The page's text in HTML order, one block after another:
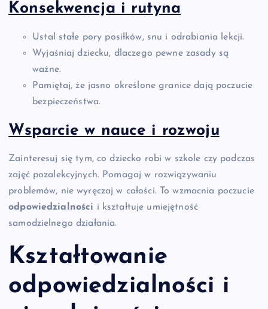
Konsekwencja i rutyna
Ustal stałe pory posiłków, snu i odrabiania lekcji.
Wyjaśniaj dziecku, dlaczego pewne zasady są
ważne.
Pamiętaj, że jasno określone granice dają poczucie
bezpieczeństwa.
Wsparcie w nauce i rozwoju
Zainteresuj się tym, co dziecko robi w szkole czy podczas
zajęć pozalekcyjnych. Pomagaj w rozwiązywaniu
problemów, nie wyręczaj w całości. To wzmacnia poczucie
odpowiedzialności i kształtuje umiejętność
samodzielnego działania.
Kształtowanie
odpowiedzialności i